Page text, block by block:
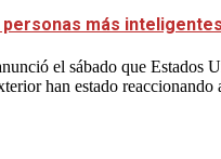
personas más
el sábado que Estados
han estado reaccionando